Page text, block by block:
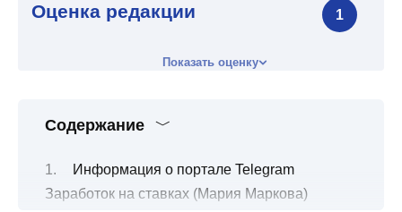
Оценка редакции 1
Показать оценку
Содержание
Информация о портале Telegram
Заработок на ставках (Мария Маркова)